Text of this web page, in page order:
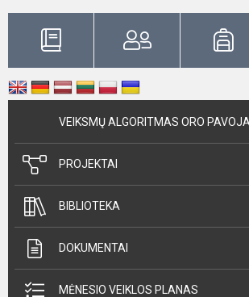
VEIKSMŲ ALGORITMAS ORO
PROJEKTAI
BIBLIOTEKA
DOKUMENTAI
MĖNESIO VEIKLOS PLANAS